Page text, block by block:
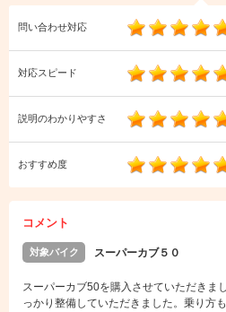
問い合わせ対応
対応スピード
説明のわかりやすさ
おすすめ度
コメント
対象バイク スーパーカブ５０
スーパーカブ50を購入させていただきま
っかり整備していただきました。乗り方